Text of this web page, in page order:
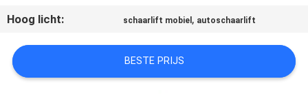
VRAAG
OFFERTE
Hoog licht: schaarlift mobiel , autoschaarlift
BESTE PRIJS